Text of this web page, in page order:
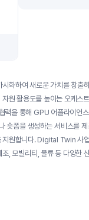
하여 새로운 가치를 창출
원 활용도를 높이는 오케스
력을 통해 GPU 어플라이언
숏폼을 생성하는 서비스를
지원합니다. Digital Twin 사
모빌리티, 물류 등 다양한